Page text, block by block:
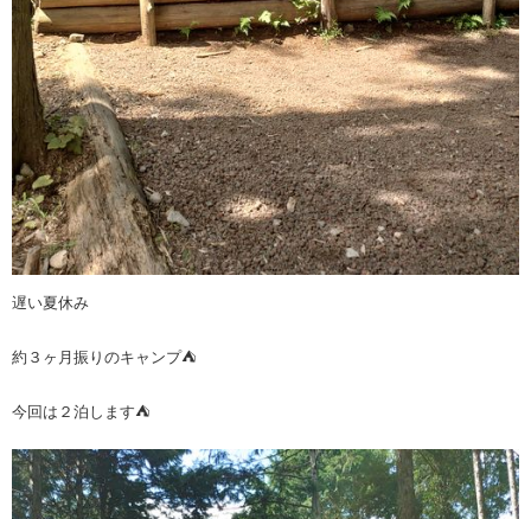
遅い夏休み
約３ヶ月振りのキャンプ⛺
今回は２泊します⛺